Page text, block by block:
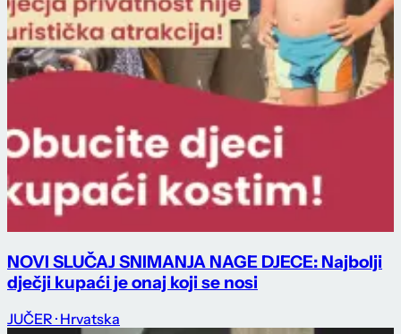
NOVI SLUČAJ SNIMANJA NAGE DJECE: Najbolji
dječji kupaći je onaj koji se nosi
JUČER · Hrvatska